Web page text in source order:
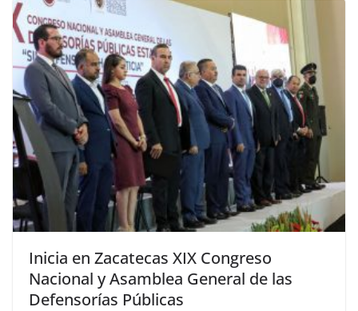
Inicia en Zacatecas XIX Congreso
Nacional y Asamblea General de las
Defensorías Públicas